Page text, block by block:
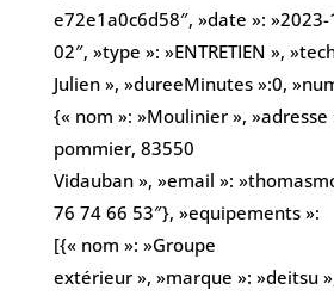
e72e1a0c6d58″, »date »: »2023-
02″, »type »: »ENTRETIEN »,
Julien », »dureeMinutes »:0,
{« nom »: »Moulinier », »adresse
pommier, 83550
Vidauban », »email »:
76 74 66 53″}, »equipements »:
[{« nom »: »Groupe
extérieur », »marque »: »deitsu